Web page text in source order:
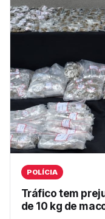
POLÍCIA
Tráfico tem
de 10 kg de